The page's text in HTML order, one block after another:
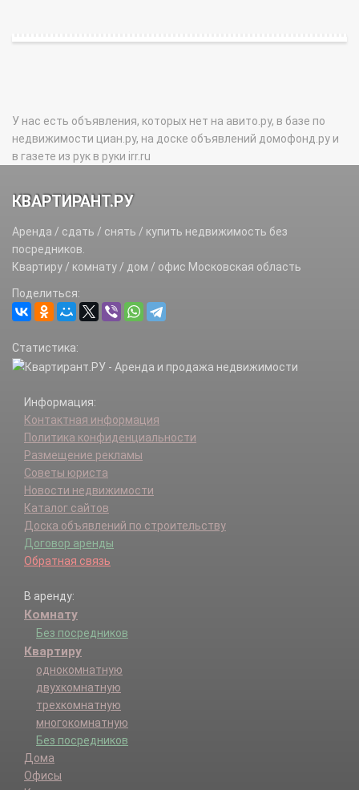
У нас есть объявления, которых нет на авито.ру, в базе по
недвижимости циан.ру, на доске объявлений домофонд.ру и
в газете из рук в руки irr.ru
КВАРТИРАНТ.РУ
Аренда / сдать / снять / купить недвижимость без
посредников.
Квартиру / комнату / дом / офис Московская область
Поделиться:
Статистика:
Информация:
Контактная информация
Политика конфиденциальности
Размещение рекламы
Советы юриста
Новости недвижимости
Каталог сайтов
Доска объявлений по строительству
Договор аренды
Обратная связь
В аренду:
Комнату
Без посредников
Квартиру
однокомнатную
двухкомнатную
трехкомнатную
многокомнатную
Без посредников
Дома
Офисы